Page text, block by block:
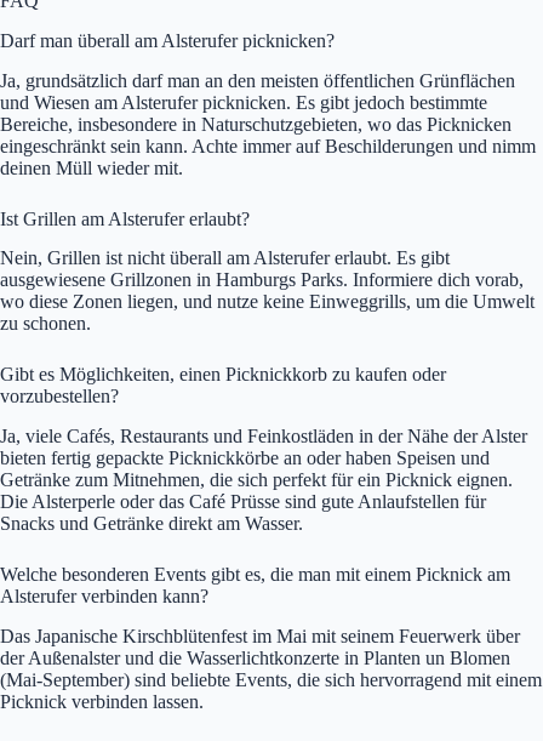
Darf man überall am Alsterufer picknicken?
Ja, grundsätzlich darf man an den meisten öffentlichen Grünflächen
und Wiesen am Alsterufer picknicken. Es gibt jedoch bestimmte
Bereiche, insbesondere in Naturschutzgebieten, wo das Picknicken
eingeschränkt sein kann. Achte immer auf Beschilderungen und nimm
deinen Müll wieder mit.
Ist Grillen am Alsterufer erlaubt?
Nein, Grillen ist nicht überall am Alsterufer erlaubt. Es gibt
ausgewiesene Grillzonen in Hamburgs Parks. Informiere dich vorab,
wo diese Zonen liegen, und nutze keine Einweggrills, um die Umwelt
zu schonen.
Gibt es Möglichkeiten, einen Picknickkorb zu kaufen oder
vorzubestellen?
Ja, viele Cafés, Restaurants und Feinkostläden in der Nähe der Alster
bieten fertig gepackte Picknickkörbe an oder haben Speisen und
Getränke zum Mitnehmen, die sich perfekt für ein Picknick eignen.
Die Alsterperle oder das Café Prüsse sind gute Anlaufstellen für
Snacks und Getränke direkt am Wasser.
Welche besonderen Events gibt es, die man mit einem Picknick am
Alsterufer verbinden kann?
Das Japanische Kirschblütenfest im Mai mit seinem Feuerwerk über
der Außenalster und die Wasserlichtkonzerte in Planten un Blomen
(Mai-September) sind beliebte Events, die sich hervorragend mit einem
Picknick verbinden lassen.